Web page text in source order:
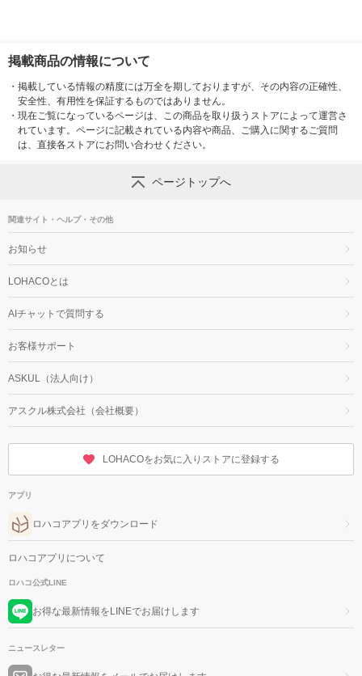
掲載商品の情報について
・ 掲載している情報の精度には万全を期しておりますが、その内容の正確性、
安全性、有用性を保証するものではありません。
・ 現在ご覧になっているページは、この商品を取り扱うストアによって運営さ
れています。ページに記載されている内容や商品、ご購入に関するご質問
は、直接各ストアにお問い合わせください。
ページトップへ
関連サイト・ヘルプ・その他
お知らせ
LOHACOとは
AIチャットで質問する
お客様サポート
ASKUL（法人向け）
アスクル株式会社（会社概要）
LOHACOをお気に入りストアに登録する
アプリ
ロハコアプリをダウンロード
ロハコアプリについて
ロハコ公式LINE
お得な最新情報をLINEでお届けします
ニュースレター